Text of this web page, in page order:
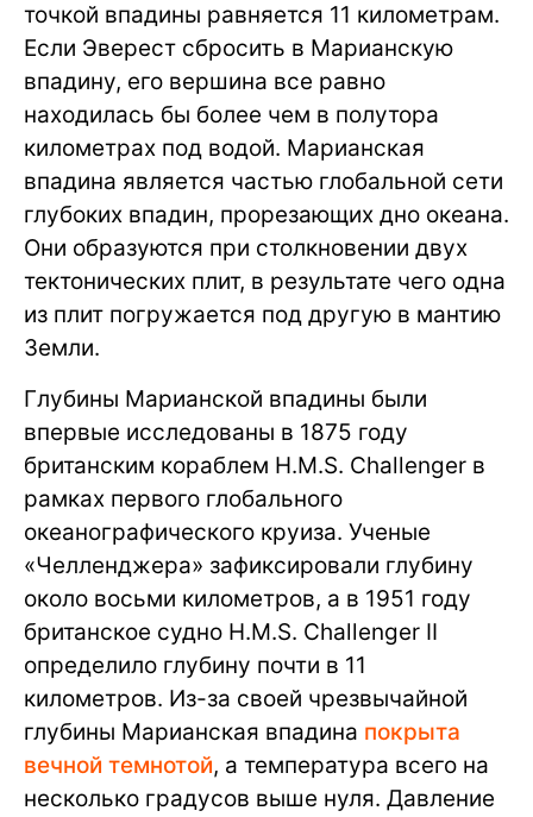
точкой впадины равняется 11 километрам.
Если Эверест сбросить в Марианскую
впадину, его вершина все равно
находилась бы более чем в полутора
километрах под водой. Марианская
впадина является частью глобальной сети
глубоких впадин, прорезающих дно океана.
Они образуются при столкновении двух
тектонических плит, в результате чего одна
из плит погружается под другую в мантию
Земли.
Глубины Марианской впадины были
впервые исследованы в 1875 году
британским кораблем H.M.S. Challenger в
рамках первого глобального
океанографического круиза. Ученые
«Челленджера» зафиксировали глубину
около восьми километров, а в 1951 году
британское судно H.M.S. Challenger II
определило глубину почти в 11
километров. Из-за своей чрезвычайной
глубины Марианская впадина покрыта
вечной темнотой, а температура всего на
несколько градусов выше нуля. Давление